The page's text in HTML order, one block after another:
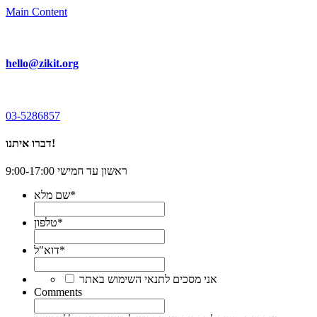
Main Content
hello@zikit.org
03-5286857
דברו איתנו!
ראשון עד חמישי 9:00-17:00
שם מלא*
טלפון*
דוא"ל*
אני מסכים לתנאי השימוש באתר
Comments